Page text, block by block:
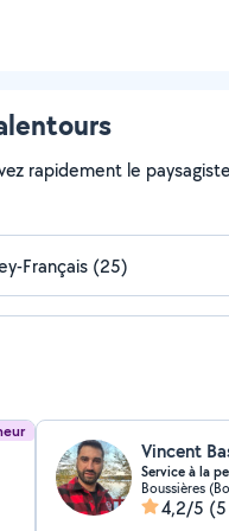
rapidement le
Vincent
Service à la
Boussières
4,2/5